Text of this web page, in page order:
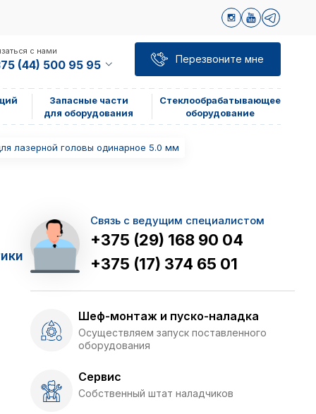
с нами
(44) 500 95 95 Перезвоните мне
Запасные части
для оборудования
Стеклообрабатывающее
оборудование
лазерной головы одинарное 5.0 мм
Связь с ведущим специалистом
+375 (29) 168 90 04
+375 (17) 374 65 01
Шеф-монтаж и пуско-наладка
Осуществляем запуск поставленного
оборудования
Сервис
Собственный штат наладчиков